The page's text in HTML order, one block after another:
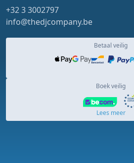
+32 3 3002797
info@thedjcompany.be
Betaal veilig
Boek veilig
Lees meer